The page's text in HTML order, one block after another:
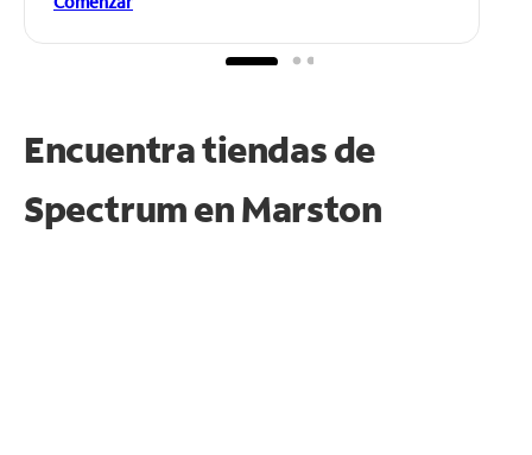
Encuentra tiendas de
Spectrum enMarston